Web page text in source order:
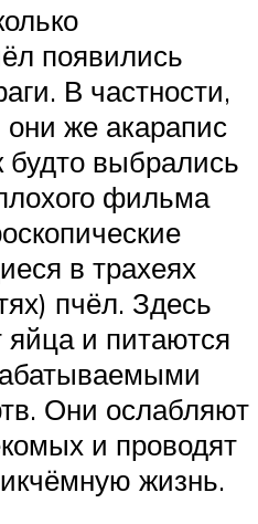
появились
В частности,
же акарапис
будто выбрались
фильма
в трахеях
пчёл. Здесь
и питаются
Они ослабляют
и проводят
жизнь.